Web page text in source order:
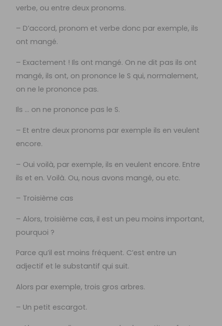
verbe, ou entre deux pronoms.
– D’accord, pronom et verbe donc par exemple, ils
ont mangé.
– Exactement ! Ils ont mangé. On ne dit pas ils ont
mangé, ils ont, on prononce le S qui, normalement,
on ne le prononce pas.
Ils … on ne prononce pas le S.
– Et entre deux pronoms par exemple ils en veulent
encore.
– Oui voilà, par exemple, ils en veulent encore. Entre
ils et en. Voilà. Ou, nous avons mangé, ou etc.
– Troisième cas
– Alors, troisième cas, il est un peu moins important,
pourquoi ?
Parce qu’il est moins fréquent. C’est entre un
adjectif et le substantif qui suit.
Alors par exemple, trois gros arbres.
– Un petit escargot.